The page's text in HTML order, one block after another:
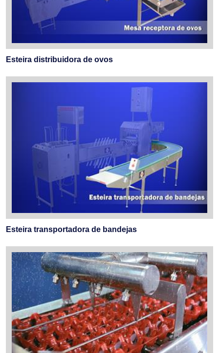
Esteira distribuidora de ovos
Esteira transportadora de bandejas